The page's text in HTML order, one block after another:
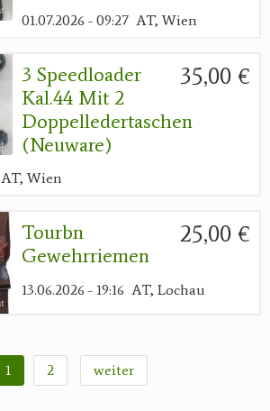
01.07.2026 - 09:27 AT, Wien
35,00 €
3 Speedloader
Kal.44 Mit 2
Doppelledertaschen
(Neuware)
AT, Wien
25,00 €
Tourbn
Gewehrriemen
13.06.2026 - 19:16 AT, Lochau
1 2 weiter